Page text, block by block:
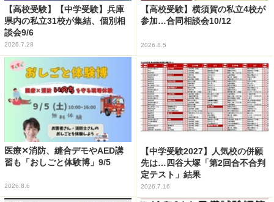
【高校受験】【中学受験】兵庫
県内の私立31校が集結、個別相
談会9/6
2026.7.28
【高校受験】横須賀の私立4校が
参加…合同相談会10/12
2026.8.5
医療✕消防、縫合デモやAED講
習も「おしごと体験博」9/5
2026.8.6
【中学受験2027】人気校の併願
先は…四谷大塚「第2回合不合判
定テスト」結果
2026.7.16